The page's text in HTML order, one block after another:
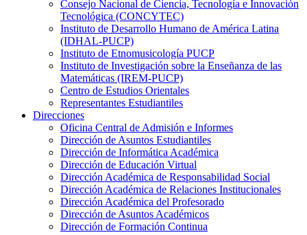
Consejo Nacional de Ciencia, Tecnología e Innovación
Tecnológica (CONCYTEC)
Instituto de Desarrollo Humano de América Latina
(IDHAL-PUCP)
Instituto de Etnomusicología PUCP
Instituto de Investigación sobre la Enseñanza de las
Matemáticas (IREM-PUCP)
Centro de Estudios Orientales
Representantes Estudiantiles
Direcciones
Oficina Central de Admisión e Informes
Dirección de Asuntos Estudiantiles
Dirección de Informática Académica
Dirección de Educación Virtual
Dirección Académica de Responsabilidad Social
Dirección Académica de Relaciones Institucionales
Dirección Académica del Profesorado
Dirección de Asuntos Académicos
Dirección de Formación Continua